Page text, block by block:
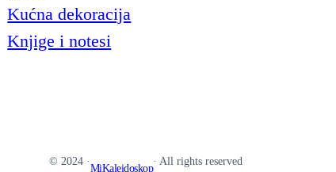
Kućna dekoracija
Knjige i notesi
© 2024 ·
MiKaleidoskop
· All rights reserved